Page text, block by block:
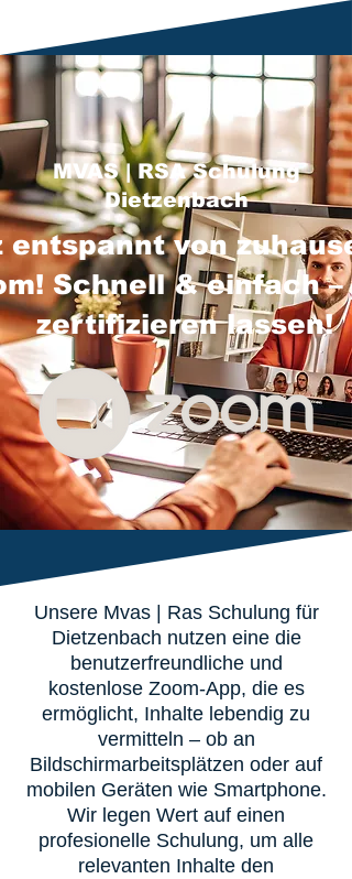
MVAS | RSA Schulung
Dietzenbach
entspannt von
Schnell & einfach –
zertifizieren lassen!
Unsere Mvas | Ras Schulung für
Dietzenbach nutzen eine die
benutzerfreundliche und
kostenlose Zoom-App, die es
ermöglicht, Inhalte lebendig zu
vermitteln – ob an
Bildschirmarbeitsplätzen oder auf
mobilen Geräten wie Smartphone.
Wir legen Wert auf einen
profesionelle Schulung, um alle
relevanten Inhalte den